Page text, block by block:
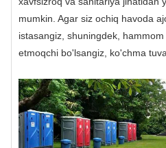
mumkin. Agar siz ochiq havoda
istasangiz, shuningdek,
etmoqchi bo'lsangiz, ko'chma